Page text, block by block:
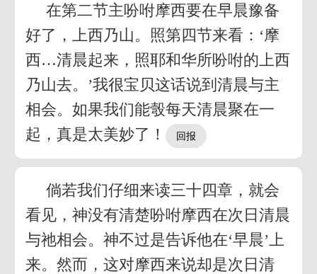
在第二节主吩咐摩西要在早晨豫备
好了，上西乃山。照第四节来看：‘摩
西…清晨起来，照耶和华所吩咐的上西
乃山去。’我很宝贝这话说到清晨与主
相会。如果我们能彀每天清晨聚在一
起，真是太美妙了！
倘若我们仔细来读三十四章，就会
看见，神没有清楚吩咐摩西在次日清晨
与祂相会。神不过是告诉他在‘早晨’上
来。然而，这对摩西来说却是次日清